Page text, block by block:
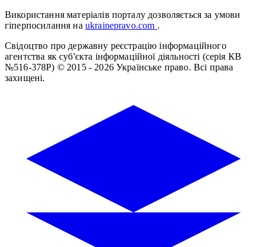
Використання матеріалів порталу дозволяється за умови
гіперпосилання на ukrainepravo.com .
Свідоцтво про державну реєстрацію інформаційного
агентства як суб'єкта інформаційної діяльності (серія КВ
№516-378Р) © 2015 - 2026 Українське право. Всі права
захищені.